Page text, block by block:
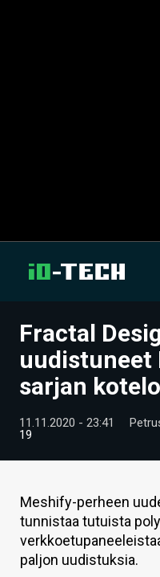
UUTISET
ARTIKKELIT
VIDEOT
HINTA.FI
KAUPPA
Fractal
uudistuneet
sarjan
11.11.2020 - 23:41
19
Meshify-perheen
tunnistaa tutuista
paljon uudistuksia.